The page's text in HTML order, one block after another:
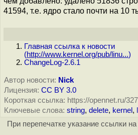
41594, т.е. ядро стало почти на 10
Главная ссылка к новости
(http://www.kernel.org/pub/linu...)
ChangeLog-2.6.1
Автор новости: Nick
Лицензия: CC BY 3.0
Короткая ссылка: https://opennet.ru/
Ключевые слова: string, delete, kernel ,
При перепечатке указание ссылки